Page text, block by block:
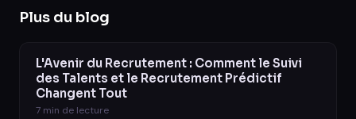
Plus du blog
L'Avenir du Recrutement : Comment le Suivi
des Talents et le Recrutement Prédictif
Changent Tout
7 min de lecture